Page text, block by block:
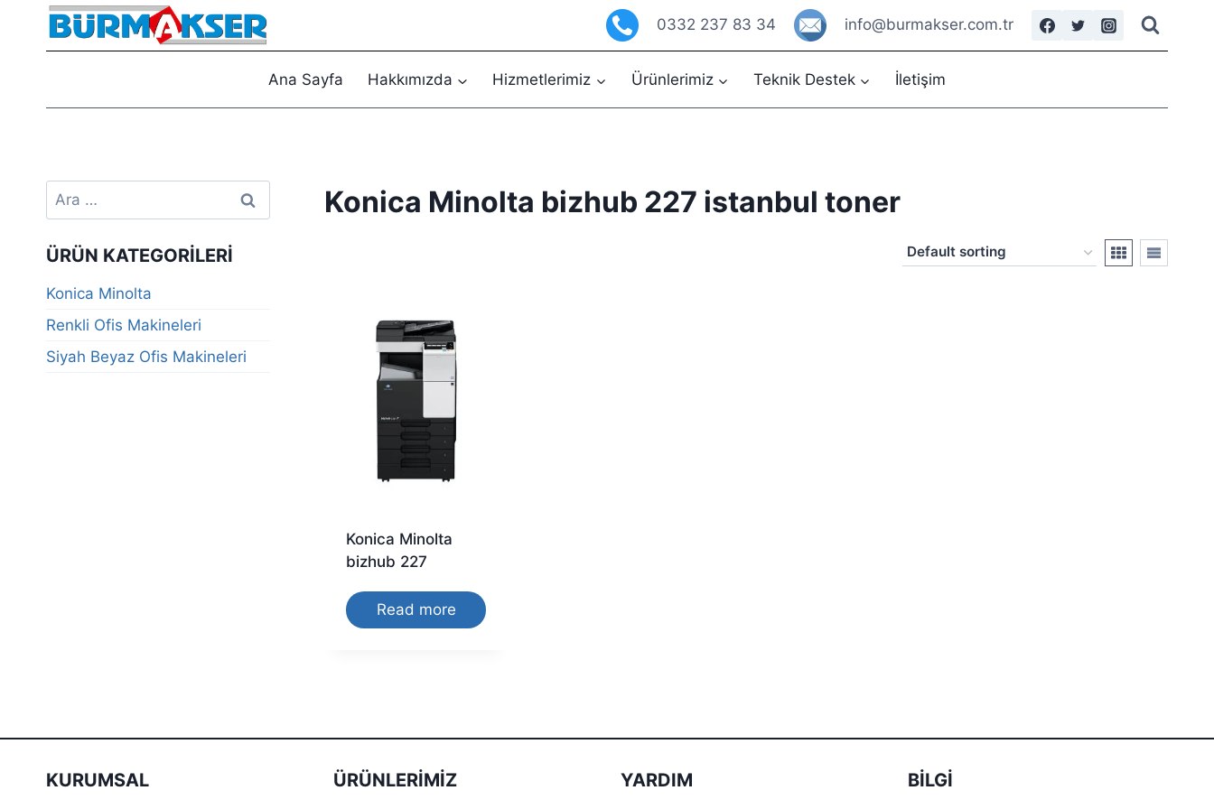
0332 237 83 34 info@burmakser.com.tr
Ana Sayfa Hakkımızda Hizmetlerimiz Ürünlerimiz Teknik Destek İletişim
Konica Minolta bizhub 227 istanbul toner
Konica Minolta
bizhub 227
Read more
Arama:
ÜRÜN KATEGORILERI
Konica Minolta
Renkli Ofis Makineleri
Siyah Beyaz Ofis Makineleri
KURUMSAL ÜRÜNLERIMIZ YARDIM BİLGİ